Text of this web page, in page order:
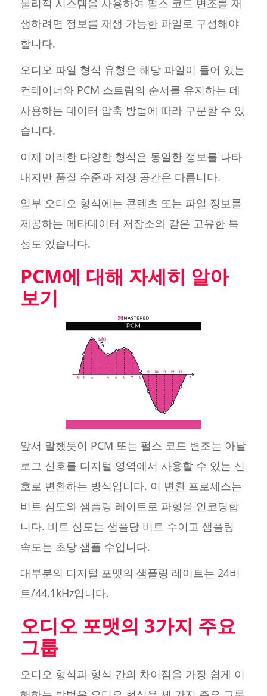
물리적 시스템을 사용하여 펄스 코드 변조를 재
생하려면 정보를 재생 가능한 파일로 구성해야
합니다.
오디오 파일 형식 유형은 해당 파일이 들어 있는
컨테이너와 PCM 스트림의 순서를 유지하는 데
사용하는 데이터 압축 방법에 따라 구분할 수 있
습니다.
이제 이러한 다양한 형식은 동일한 정보를 나타
내지만 품질 수준과 저장 공간은 다릅니다.
일부 오디오 형식에는 콘텐츠 또는 파일 정보를
제공하는 메타데이터 저장소와 같은 고유한 특
성도 있습니다.
PCM에 대해 자세히 알아
보기
앞서 말했듯이 PCM 또는 펄스 코드 변조는 아날
로그 신호를 디지털 영역에서 사용할 수 있는 신
호로 변환하는 방식입니다. 이 변환 프로세스는
비트 심도와 샘플링 레이트로 파형을 인코딩합
니다. 비트 심도는 샘플당 비트 수이고 샘플링
속도는 초당 샘플 수입니다.
대부분의 디지털 포맷의 샘플링 레이트는 24비
트/44.1kHz입니다.
오디오 포맷의 3가지 주요
그룹
오디오 형식과 형식 간의 차이점을 가장 쉽게 이